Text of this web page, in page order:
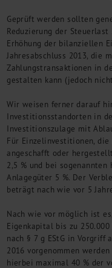
M&A Deutschland/China
Industrielle
Inbound Investments
Coaching
Events
Karriere
Kontakt
Geprüft werden sollten
Reduzierung der
Erhöhung der bilanziellen
Jahresabschluss 2013, die
Zahlungstransaktionen in
gestalten kann (jedoch
Wir weisen ferner darauf
Investitionsstandorten in
Investitionszulage mit
Für Einzelinvestitionen, die
angeschafft oder
2,5 % und bei
Anlagegüter 5 %. Der
beträgt nach wie vor 5
Nach wie vor möglich ist
Eigenkapital bis zu
nach § 7 g EStG in Vorgriff
2016 vorgenommen
hierbei maximal 40 % der